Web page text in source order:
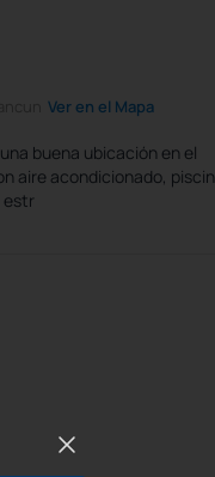
Ver en el Mapa
buena ubicación en el
aire acondicionado,
estr